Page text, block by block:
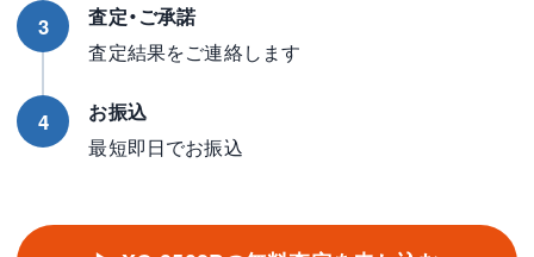
3
査定・ご承諾
査定結果をご連絡します
4
お振込
最短即日でお振込